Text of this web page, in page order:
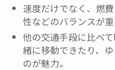
速度だけでなく、燃
性などのバランスが重
他の交通手段に比べ
緒に移動できたり、
のが魅力。